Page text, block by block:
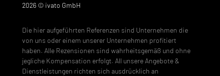
2026 © ivato GmbH
Die hier aufgeführten Referenzen sind Unternehmen die
von uns oder einem unserer Unternehmen profitiert
haben. Alle Rezensionen sind wahrheitsgemäß und ohne
jegliche Kompensation erfolgt. All unsere Angebote &
Dienstleistungen richten sich ausdrücklich an